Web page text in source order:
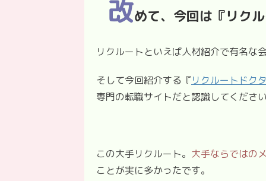
改めて、今回は『リク
リクルートといえば人材紹介で有名な
そして今回紹介する『リクルートドク
専門の転職サイトだと認識してくださ
この大手リクルート。 大手ならではの
ことが実に多かったです。